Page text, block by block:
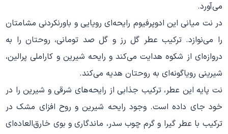
می‌آورد.
در نت میانی این ادوپرفیوم رایحه‌ای رویایی و باورنکردنی مشامتان
را می‌نوازد. ترکیب عطر گل رز و گل صد تومانی، روحتان را به
دروازه‌ای از شکوه هدایت می‌کند و رایحه شیرین و کاراملی پرالین،
شیرینی رویاگونه‌ای به روحتان هدیه می‌کند.
نت پایه این عطر، ترکیب جذابی از رایحه‌های شرقی و شیرین را در
خود جای داده است. وجود رایحه شیرین و روح افزای مشک در
ترکیب با عطر گیرا و گرم چوب سدر، ماندگاری و بوی خارق‌العاده‌ای